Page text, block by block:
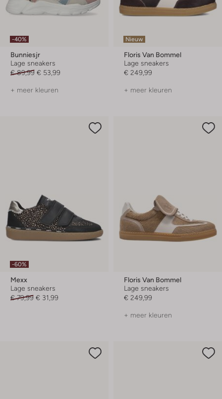
-40%
Bunniesjr
Lage sneakers
€ 89,99 € 53,99
+ meer kleuren
Nieuw
Floris Van Bommel
Lage sneakers
€ 249,99
+ meer kleuren
-60%
Mexx
Lage sneakers
€ 79,99 € 31,99
Floris Van Bommel
Lage sneakers
€ 249,99
+ meer kleuren